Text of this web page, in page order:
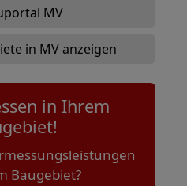
MV
in MV anzeigen
in Ihrem
Baugebiet?